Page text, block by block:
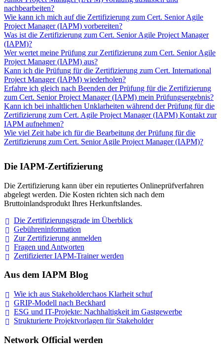
nachbearbeiten?
Wie kann ich mich auf die Zertifizierung zum Cert. Senior Agile
Project Manager (IAPM) vorbereiten?
Was ist die Zertifizierung zum Cert. Senior Agile Project Manager
(IAPM)?
Wer wertet meine Prüfung zur Zertifizierung zum Cert. Senior Agile
Project Manager (IAPM) aus?
Kann ich die Prüfung für die Zertifizierung zum Cert. International
Project Manager (IAPM) wiederholen?
Erfahre ich gleich nach Beenden der Prüfung für die Zertifizierung
zum Cert. Senior Project Manager (IAPM) mein Prüfungsergebnis?
Kann ich bei inhaltlichen Unklarheiten während der Prüfung für die
Zertifizierung zum Cert. Agile Project Manager (IAPM) Kontakt zur
IAPM aufnehmen?
Wie viel Zeit habe ich für die Bearbeitung der Prüfung für die
Zertifizierung zum Cert. Senior Agile Project Manager (IAPM)?
Die IAPM-Zertifizierung
Die Zertifizierung kann über ein reputiertes Onlineprüfverfahren
abgelegt werden. Die Kosten richten sich nach dem
Bruttoinlandsprodukt Ihres Herkunftslandes.
Die Zertifizierungsgrade im Überblick
Gebühreninformation
Zur Zertifizierung anmelden
Fragen und Antworten
Zertifizierter IAPM-Trainerwerden
Aus dem IAPM Blog
Wie ich aus Stakeholderchaos Klarheit schuf
GRIP-Modell nach Beckhard
ESG und IT-Projekte: Nachhaltigkeit im Gastgewerbe
Strukturierte Projektvorlagen für Stakeholder
Network Official werden